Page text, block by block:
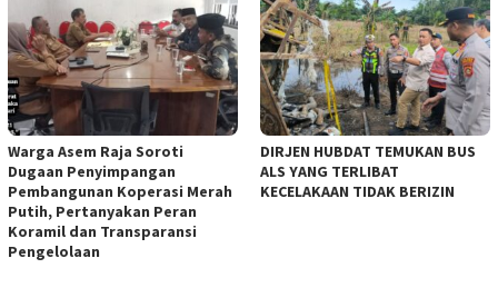
Warga Asem Raja Soroti
Dugaan Penyimpangan
Pembangunan Koperasi Merah
Putih, Pertanyakan Peran
Koramil dan Transparansi
Pengelolaan
DIRJEN HUBDAT TEMUKAN BUS
ALS YANG TERLIBAT
KECELAKAAN TIDAK BERIZIN